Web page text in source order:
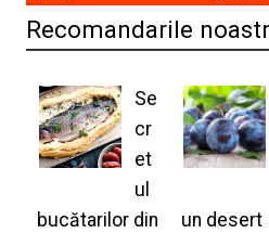
Recomandarile
Se
cr
et
ul
bucătarilor din
un desert